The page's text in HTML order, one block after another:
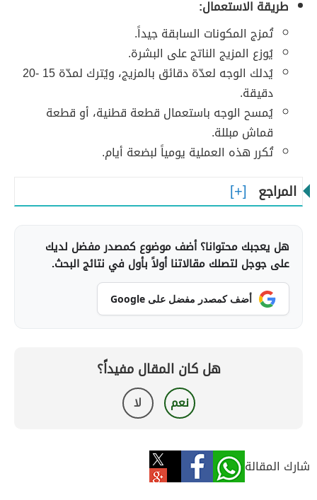
طريقة الاستعمال:
تُمزج المكونات السابقة جيداً.
يُوزع المزيج الناتج على البشرة.
يُدلك الوجه لعدّة دقائق بالمزيج، ويُترك لمدّة 15 -20
دقيقة.
يُمسح الوجه باستعمال قطعة قطنية، أو قطعة
قماش مبللة.
تُكرر هذه العملية يومياً لبضعة أيام.
المراجع
هل يعجبك محتوانا؟ أضف موضوع كمصدر مفضل لديك
على جوجل لتصلك مقالاتنا أولاً بأول في نتائج البحث.
أضف كمصدر مفضل على Google
هل كان المقال مفيداً؟
نعم لا
شارك المقالة